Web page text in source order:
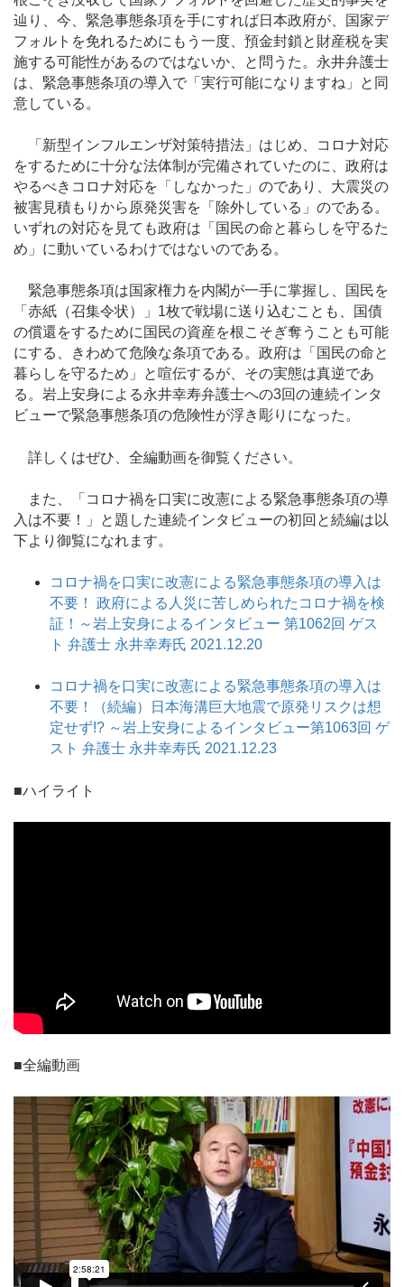
辿り、今、緊急事態条項を手にすれば日本政府が、国家デ
フォルトを免れるためにもう一度、預金封鎖と財産税を実
施する可能性があるのではないか、と問うた。永井弁護士
は、緊急事態条項の導入で「実行可能になりますね」と同
意している。
「新型インフルエンザ対策特措法」はじめ、コロナ対応
をするために十分な法体制が完備されていたのに、政府は
やるべきコロナ対応を「しなかった」のであり、大震災の
被害見積もりから原発災害を「除外している」のである。
いずれの対応を見ても政府は「国民の命と暮らしを守るた
め」に動いているわけではないのである。
緊急事態条項は国家権力を内閣が一手に掌握し、国民を
「赤紙（召集令状）」1枚で戦場に送り込むことも、国債
の償還をするために国民の資産を根こそぎ奪うことも可能
にする、きわめて危険な条項である。政府は「国民の命と
暮らしを守るため」と喧伝するが、その実態は真逆であ
る。岩上安身による永井幸寿弁護士への3回の連続インタ
ビューで緊急事態条項の危険性が浮き彫りになった。
詳しくはぜひ、全編動画を御覧ください。
また、「コロナ禍を口実に改憲による緊急事態条項の導
入は不要！」と題した連続インタビューの初回と続編は以
下より御覧になれます。
コロナ禍を口実に改憲による緊急事態条項の導入は
不要！ 政府による人災に苦しめられたコロナ禍を検
証！～岩上安身によるインタビュー 第1062回 ゲス
ト 弁護士 永井幸寿氏 2021.12.20
コロナ禍を口実に改憲による緊急事態条項の導入は
不要！（続編）日本海溝巨大地震で原発リスクは想
定せず!? ～岩上安身によるインタビュー第1063回 ゲ
スト 弁護士 永井幸寿氏 2021.12.23
■ハイライト
■全編動画